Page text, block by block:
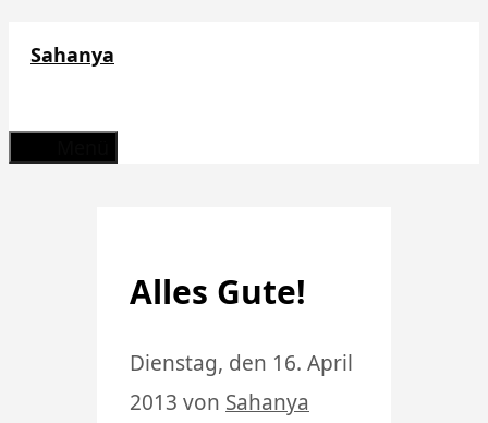
Sahanya
Alles Gute!
Dienstag, den 16. April
2013 von Sahanya